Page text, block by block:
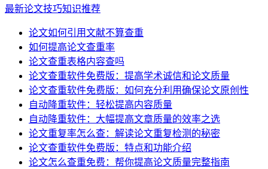
最新论文技巧知识推荐
论文如何引用文献不算查重
如何提高论文查重率
论文查重表格内容查吗
论文查重软件免费版：提高学术诚信和论文质量
论文查重软件免费版：如何充分利用确保论文原创性
自动降重软件：轻松提高内容质量
自动降重软件：大幅提高文章质量的效率之选
论文重复率怎么查：解读论文重复检测的秘密
论文查重软件免费版：特点和功能介绍
论文怎么查重免费：帮你提高论文质量完整指南